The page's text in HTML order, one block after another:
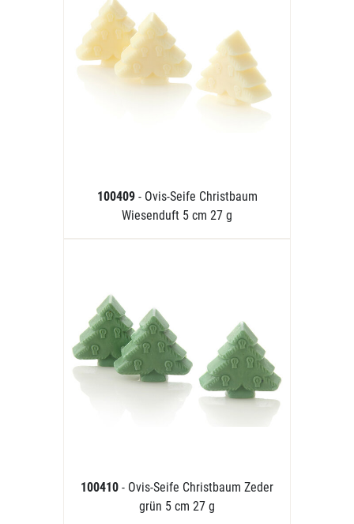
100409 - Ovis-Seife Christbaum
Wiesenduft 5 cm 27 g
100410 - Ovis-Seife Christbaum Zeder
grün 5 cm 27 g